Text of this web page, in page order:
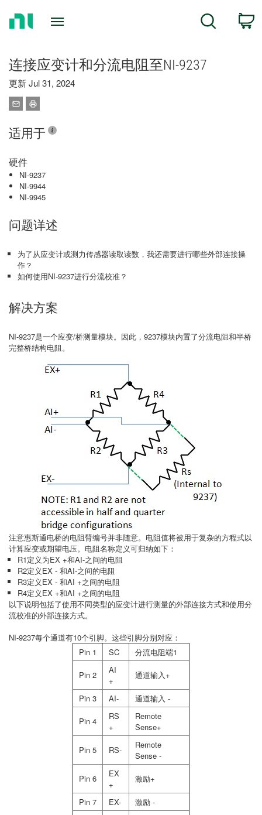
Search
连接应变计和分流电阻至NI-9237
更新 Jul 31, 2024
适用于
硬件
NI-9237
NI-9944
NI-9945
问题详述
为了从应变计或测力传感器读取读数，我还需要进行哪些外部连接操
作？
如何使用NI-9237进行分流校准？
解决方案
NI-9237是一个应变/桥测量模块。因此，9237模块内置了分流电阻和半桥
完整桥结构电阻。
注意惠斯通电桥的电阻臂编号并非随意。电阻值将被用于复杂的方程式以
计算应变或期望电压。电阻名称定义可归纳如下：
R1定义为EX +和AI-之间的电阻
R2定义EX - 和AI-之间的电阻
R3定义EX - 和AI +之间的电阻
R4定义EX +和AI +之间的电阻
以下说明包括了使用不同类型的应变计进行测量的外部连接方式和使用分
流校准的外部连接方式。
NI-9237每个通道有10个引脚。这些引脚分别对应：
Pin 1
SC 分流电阻端1
Pin 2
AI
+
通道输入+
Pin 3 AI- 通道输入 -
Pin 4
RS
+
Remote
Sense+
Pin 5 RS-
Remote
Sense -
Pin 6
EX
+
激励+
Pin 7 EX-
激励 -